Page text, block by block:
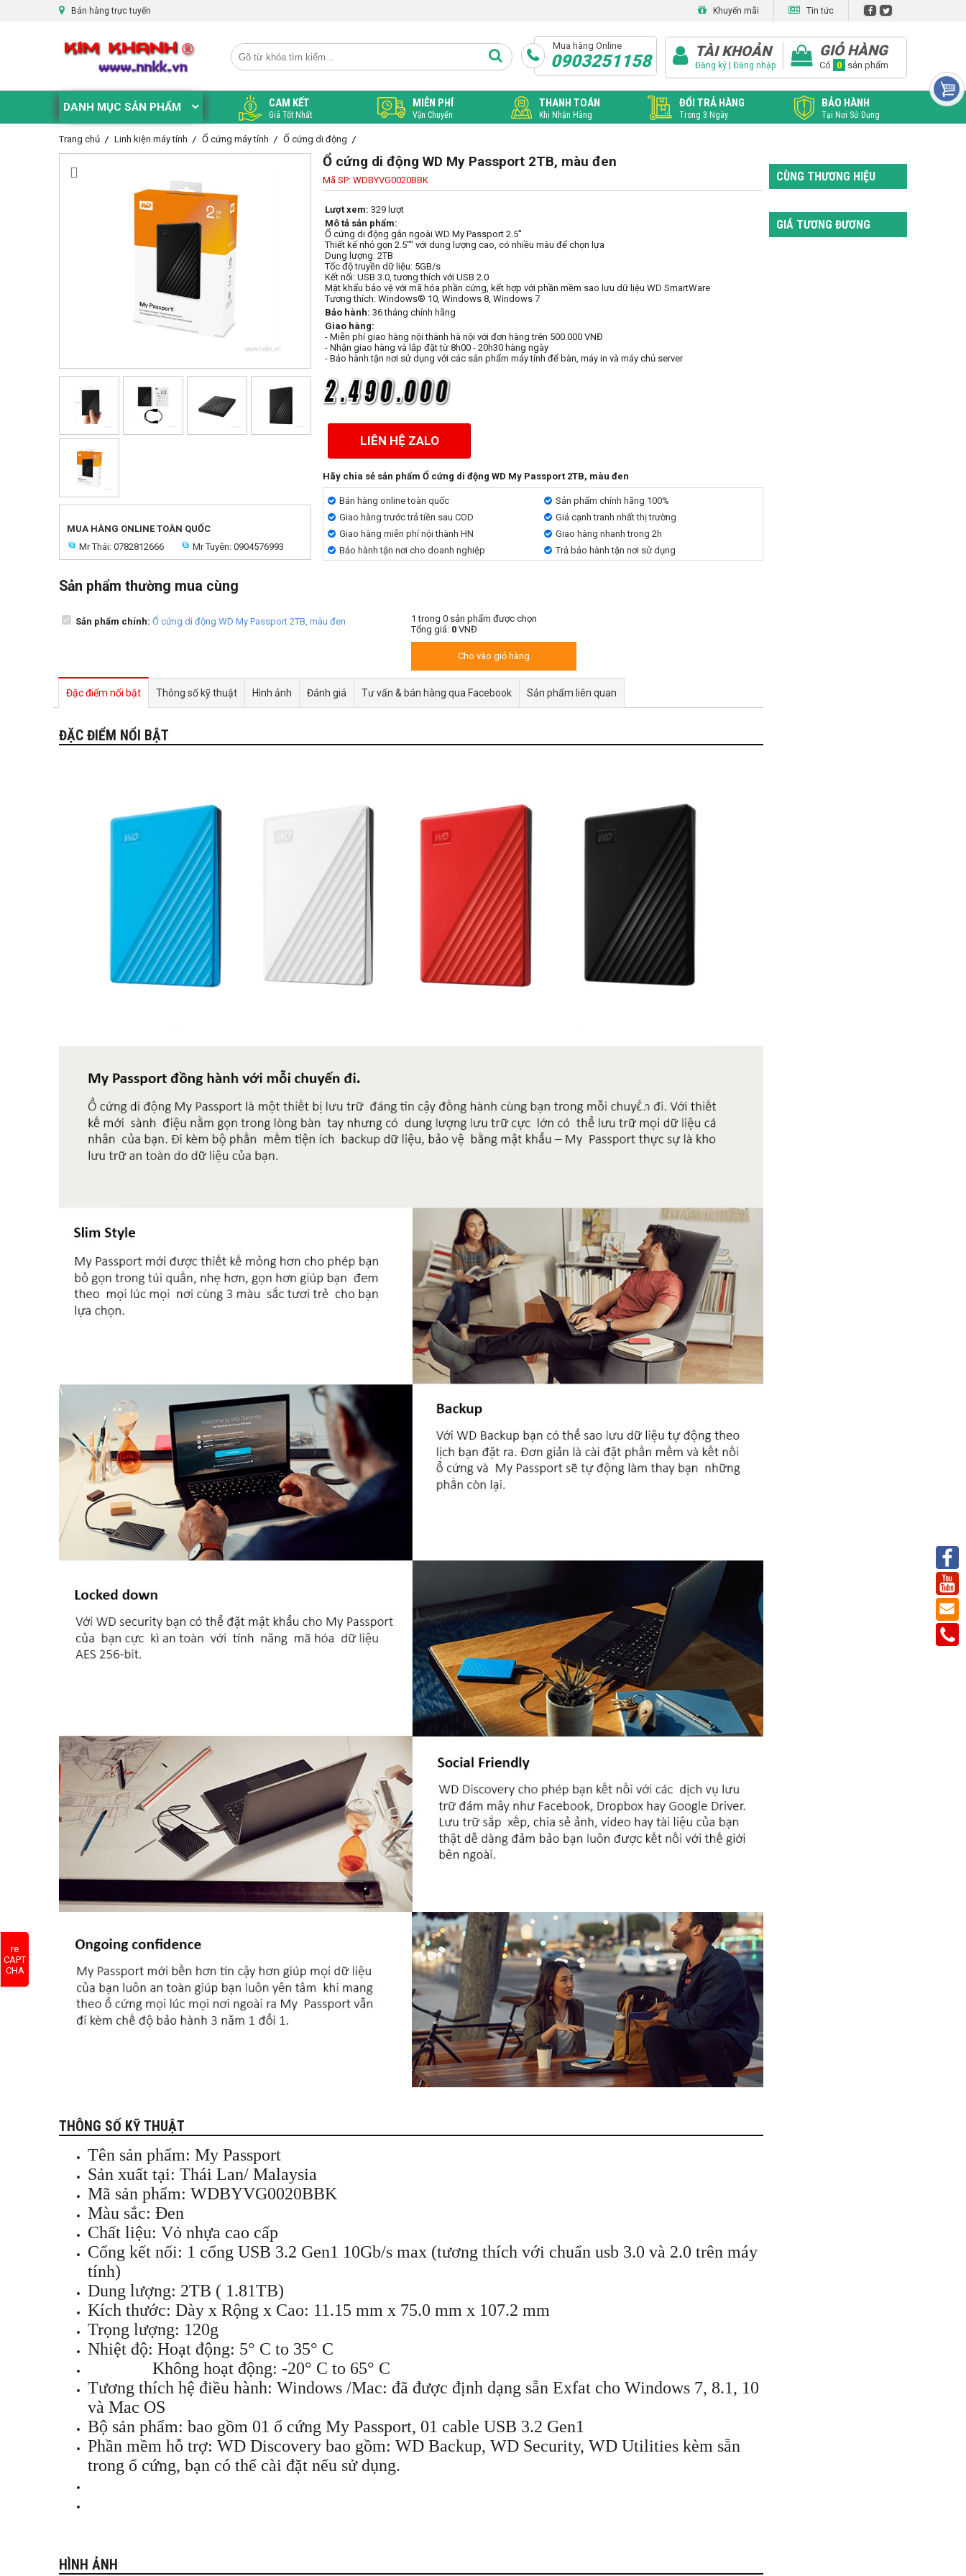
Bán hàng trực tuyến Khuyến mãi Tin tức
Mua hàng Online
0903251158 TÀI KHOẢN
Đăng ký | Đăng nhập
GIỎ HÀNG
Có 0 sản phẩm
DANH MỤC SẢN PHẨM CAM KẾT
Giá Tốt Nhất
MIỄN PHÍ
Vận Chuyển
THANH TOÁN
Khi Nhận Hàng
ĐỔI TRẢ HÀNG
Trong 3 Ngày
BẢO HÀNH
Tại Nơi Sử Dụng
Trang chủ Linh kiện máy tính Ổ cứng máy tính Ổ cứng di động
MUA HÀNG ONLINE TOÀN QUỐC
Mr Thái: 0782812666
Mr Tuyên: 0904576993
Ổ cứng di động WD My Passport 2TB, màu đen
Mã SP: WDBYVG0020BBK
Lượt xem: 329 lượt
Mô tả sản phẩm:
Ổ cứng di động gắn ngoài WD My Passport 2.5''
Thiết kế nhỏ gọn 2.5"" với dung lượng cao, có nhiều màu để chọn lựa
Dung lượng: 2TB
Tốc độ truyền dữ liệu: 5GB/s
Kết nối: USB 3.0, tương thích với USB 2.0
Mật khẩu bảo vệ với mã hóa phần cứng, kết hợp với phần mềm sao lưu dữ liệu WD SmartWare
Tương thích: Windows® 10, Windows 8, Windows 7
Bảo hành: 36 tháng chính hãng
Giao hàng:
- Miễn phí giao hàng nội thành hà nội với đơn hàng trên 500.000 VNĐ
- Nhận giao hàng và lắp đặt từ 8h00 - 20h30 hàng ngày
- Bảo hành tận nơi sử dụng với các sản phẩm máy tính để bàn, máy in và máy chủ server
LIÊN HỆ ZALO
Hãy chia sẻ sản phẩm Ổ cứng di động WD My Passport 2TB, màu đen
Bán hàng online toàn quốc
Sản phẩm chính hãng 100%
Giao hàng trước trả tiền sau COD
Giá cạnh tranh nhất thị trường
Giao hàng miễn phí nội thành HN
Giao hàng nhanh trong 2h
Bảo hành tận nơi cho doanh nghiệp
Trả bảo hành tận nơi sử dụng
Sản phẩm thường mua cùng
Sản phẩm chính: Ổ cứng di động WD My Passport 2TB, màu đen 1 trong 0 sản phẩm được chọn
Tổng giá: 0 VNĐ
Cho vào giỏ hàng
Đặc điểm nổi bật Thông số kỹ thuật Hình ảnh Đánh giá Tư vấn & bán hàng qua Facebook Sản phẩm liên quan
ĐẶC ĐIỂM NỔI BẬT
THÔNG SỐ KỸ THUẬT
Tên sản phẩm: My Passport
Sản xuất tại: Thái Lan/ Malaysia
Mã sản phẩm: WDBYVG0020BBK
Màu sắc: Đen
Chất liệu: Vỏ nhựa cao cấp
Cổng kết nối: 1 cổng USB 3.2 Gen1 10Gb/s max (tương thích với chuẩn usb 3.0 và 2.0 trên máy
tính)
Dung lượng: 2TB ( 1.81TB)
Kích thước: Dày x Rộng x Cao: 11.15 mm x 75.0 mm x 107.2 mm
Trọng lượng: 120g
Nhiệt độ: Hoạt động: 5° C to 35° C
Không hoạt động: -20° C to 65° C
Tương thích hệ điều hành: Windows /Mac: đã được định dạng sẵn Exfat cho Windows 7, 8.1, 10
và Mac OS
Bộ sản phẩm: bao gồm 01 ổ cứng My Passport, 01 cable USB 3.2 Gen1
Phần mềm hỗ trợ: WD Discovery bao gồm: WD Backup, WD Security, WD Utilities kèm sẵn
trong ổ cứng, bạn có thể cài đặt nếu sử dụng.
HÌNH ẢNH
re
CAPT
CHA
CÙNG THƯƠNG HIỆU
GIÁ TƯƠNG ĐƯƠNG